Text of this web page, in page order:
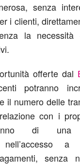
senza
i clienti,
la necessità
offerte dal
potranno
il numero delle
con i
di una
nell’accesso
senza